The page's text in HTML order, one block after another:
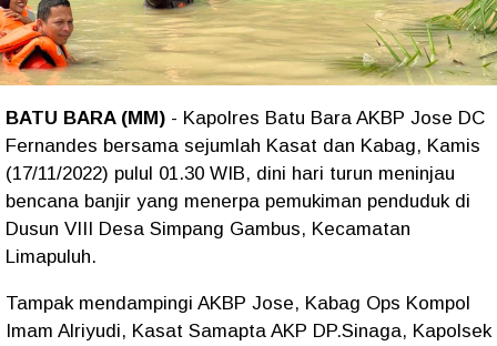
BATU BARA (MM) - Kapolres Batu Bara AKBP Jose DC
Fernandes bersama sejumlah Kasat dan Kabag, Kamis
(17/11/2022) pulul 01.30 WIB, dini hari turun meninjau
bencana banjir yang menerpa pemukiman penduduk di
Dusun VIII Desa Simpang Gambus, Kecamatan
Limapuluh.
Tampak mendampingi AKBP Jose, Kabag Ops Kompol
Imam Alriyudi, Kasat Samapta AKP DP.Sinaga, Kapolsek